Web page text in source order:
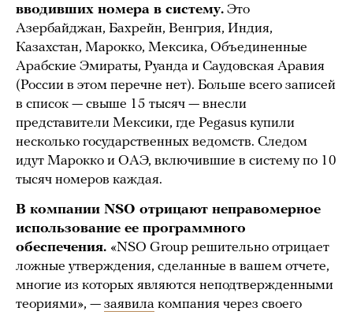
вводивших номера в систему. Это
Азербайджан, Бахрейн, Венгрия, Индия,
Казахстан, Марокко, Мексика, Объединенные
Арабские Эмираты, Руанда и Саудовская Аравия
(России в этом перечне нет). Больше всего записей
в список — свыше 15 тысяч — внесли
представители Мексики, где Pegasus купили
несколько государственных ведомств. Следом
идут Марокко и ОАЭ, включившие в систему по 10
тысяч номеров каждая.
В компании NSO отрицают неправомерное
использование ее программного
обеспечения. «NSO Group решительно отрицает
ложные утверждения, сделанные в вашем отчете,
многие из которых являются неподтвержденными
теориями», — заявила компания через своего